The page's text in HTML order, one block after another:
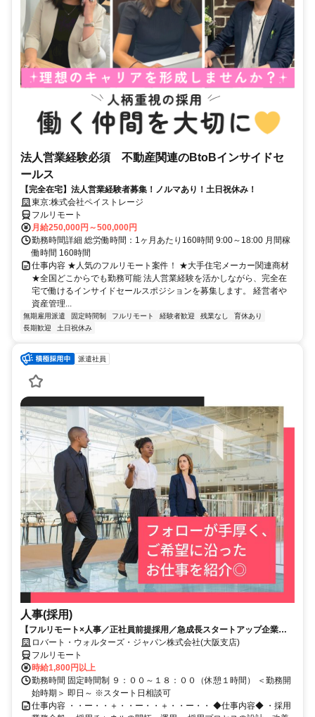
法人営業経験必須 不動産関連のBtoBインサイドセ
ールス
【完全在宅】法人営業経験者募集！ノルマあり！土日祝休み！
東京:株式会社ペイストレージ
フルリモート
月給250,000円～500,000円
勤務時間詳細 総労働時間：1ヶ月あたり160時間 9:00～18:00 月間稼
働時間 160時間
仕事内容 ★人気のフルリモート案件！ ★大手住宅メーカー関連商材
★全国どこからでも勤務可能 法人営業経験を活かしながら、完全在
宅で働けるインサイドセールスポジションを募集します。 経営者や
資産管理...
無期雇用派遣 固定時間制 フルリモート 経験者歓迎 残業なし
育休あり
長期歓迎
土日祝休み
派遣社員
人事(採用)
【フルリモート×人事／正社員前提採用／急成長スタートアップ企業／
英語】Robert Walters
ロバート・ウォルターズ・ジャパン株式会社(大阪支店)
フルリモート
時給1,800円以上
勤務時間 固定時間制 ９：００～１８：００（休憩１時間） ＜勤務開
始時期＞ 即日～ ※スタート日相談可
仕事内容 ・・ー・・＋・・ー・・＋・・ー・・ ◆仕事内容◆ ・採用